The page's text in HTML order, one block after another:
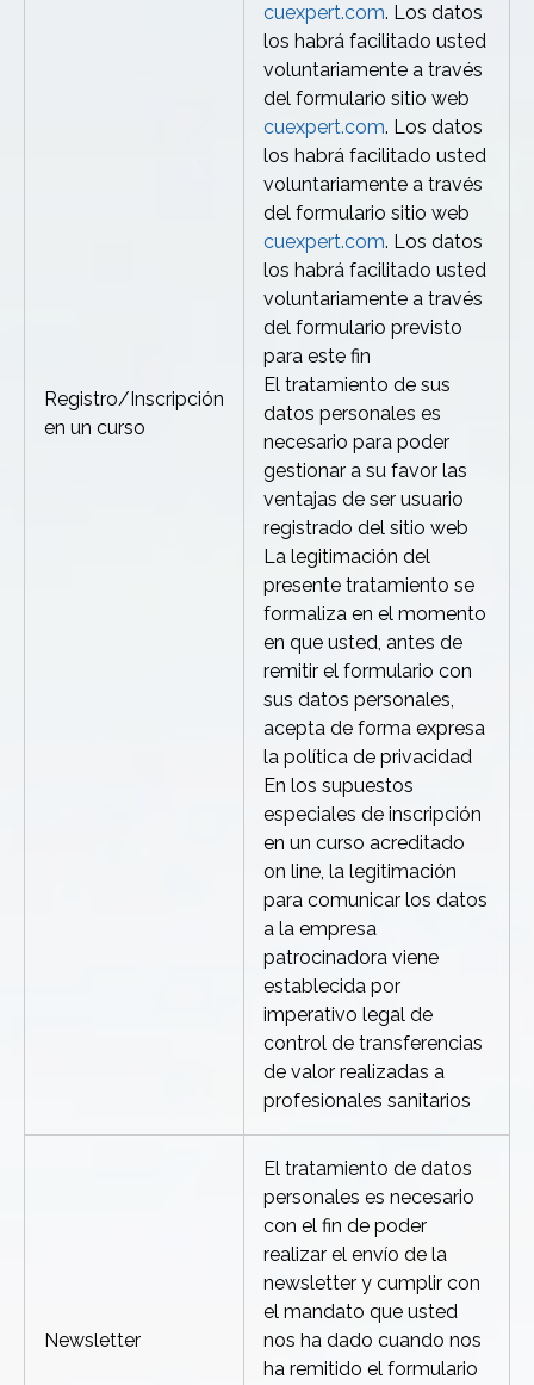
Registro/Inscripción
en un curso
cuexpert.com. Los datos
los habrá facilitado usted
voluntariamente a través
del formulario sitio web
cuexpert.com. Los datos
los habrá facilitado usted
voluntariamente a través
del formulario sitio web
cuexpert.com. Los datos
los habrá facilitado usted
voluntariamente a través
del formulario previsto
para este fin
El tratamiento de sus
datos personales es
necesario para poder
gestionar a su favor las
ventajas de ser usuario
registrado del sitio web
La legitimación del
presente tratamiento se
formaliza en el momento
en que usted, antes de
remitir el formulario con
sus datos personales,
acepta de forma expresa
la política de privacidad
En los supuestos
especiales de inscripción
en un curso acreditado
on line, la legitimación
para comunicar los datos
a la empresa
patrocinadora viene
establecida por
imperativo legal de
control de transferencias
de valor realizadas a
profesionales sanitarios
Newsletter
El tratamiento de datos
personales es necesario
con el fin de poder
realizar el envío de la
newsletter y cumplir con
el mandato que usted
nos ha dado cuando nos
ha remitido el formulario